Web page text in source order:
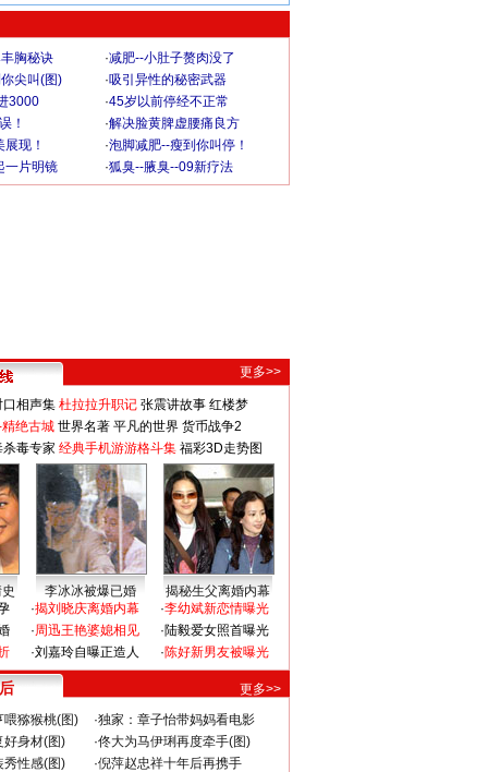
胸秘诀 ·减肥--小肚子赘肉没了
尖叫(图)
·吸引异性的秘密武器
3000
·45岁以前停经不正常
！
·解决脸黄脾虚腰痛良方
现！
·泡脚减肥--瘦到你叫停！
一片明镜
·狐臭--腋臭--09新疗法
更多>>
口相声集 杜拉拉升职记 张震讲故事 红楼梦
绝古城 世界名著 平凡的世界 货币战争2
毒专家 经典手机游游格斗集 福彩3D走势图
李冰冰被爆已婚
揭秘生父离婚内幕
·揭刘晓庆离婚内幕
·周迅王艳婆媳相见
·刘嘉玲自曝正造人
·李幼斌新恋情曝光
·陆毅爱女照首曝光
·陈好新男友被曝光
更多>>
喂猕猴桃(图)
·独家：章子怡带妈妈看电影
好身材(图)
·佟大为马伊琍再度牵手(图)
秀性感(图)
·倪萍赵忠祥十年后再携手